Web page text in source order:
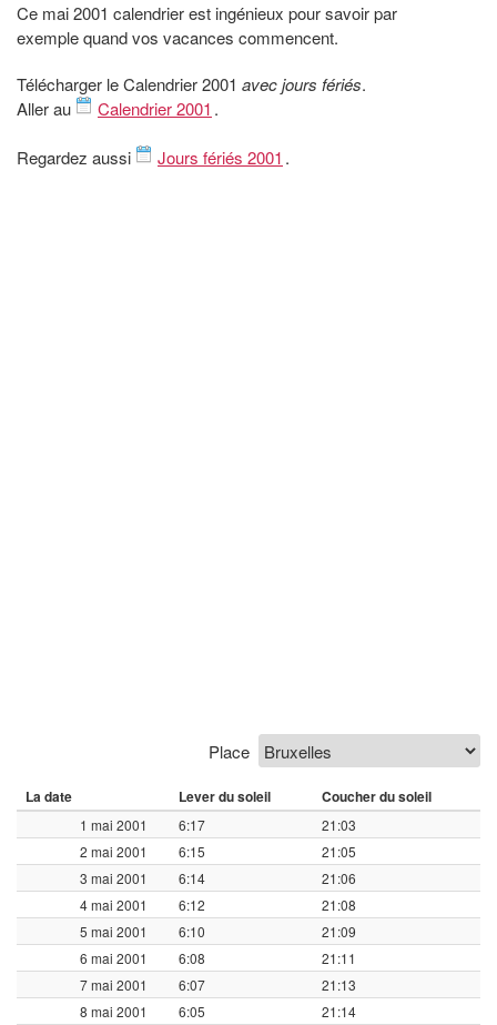
Ce mai 2001 calendrier est ingénieux pour savoir par
exemple quand vos vacances commencent.
Télécharger le Calendrier 2001 avec jours fériés.
Aller au
Calendrier 2001 .
Regardez aussi Jours fériés 2001 .
Place
La date Lever du soleil Coucher du soleil
1 mai 2001 6:17
21:03
2 mai 2001
6:15
21:05
3 mai 2001
6:14
21:06
4 mai 2001
6:12
21:08
5 mai 2001
6:10
21:09
6 mai 2001
6:08
21:11
7 mai 2001
6:07
21:13
8 mai 2001
6:05 21:14